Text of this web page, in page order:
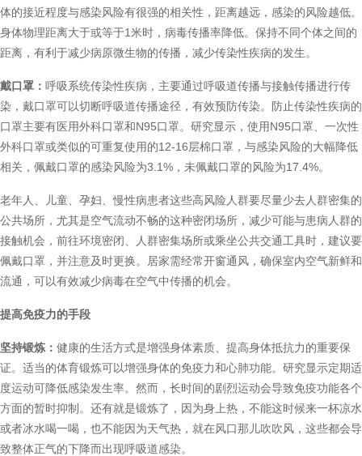
体的接近程度与感染风险有很强的相关性，距离越远，感染的风险越低。
身体物理距离大于或等于1米时，病毒传播率降低。保持不同个体之间的
距离，有利于减少病原微生物的传播，减少传染性疾病的发生。
戴口罩： 呼吸系统传染性疾病，主要通过呼吸道传播与接触传播进行传
染，戴口罩可以切断呼吸道传播途径，有效预防传染。防止传染性疾病的
口罩主要有医用外科口罩和N95口罩。研究显示，使用N95口罩、一次性
外科口罩或类似的可重复使用的12-16层棉口罩，与感染风险的大幅降低
相关，佩戴口罩的感染风险为3.1%，未佩戴口罩的风险为17.4%。
老年人、儿童、孕妇、慢性病患者这些高风险人群要尽量少去人群密集的
公共场所，尤其是空气流动不畅的这种密闭场所，减少可能与患病人群的
接触机会，前往环境密闭、人群密集场所或乘坐公共交通工具时，建议要
佩戴口罩，并注意及时更换。居家需经常开窗通风，确保室内空气新鲜和
流通，可以有效减少病毒在空气中传播的机会。
提高免疫力的手段
坚持锻炼： 健康的生活方式是增强身体素质、提高身体抵抗力的重要保
证。适当的体育锻炼可以增强身体的免疫力和心肺功能。研究显示定期适
度运动可降低感染发生率。然而，长时间的剧烈运动会导致免疫功能各个
方面的暂时抑制。还有就是锻炼了，因为身上热，不能这时候来一杯凉水
或者冰水喝一喝，也不能因为天气热，就在风口那儿吹吹风，这些都会导
致整体正气的下降而出现呼吸道感染。